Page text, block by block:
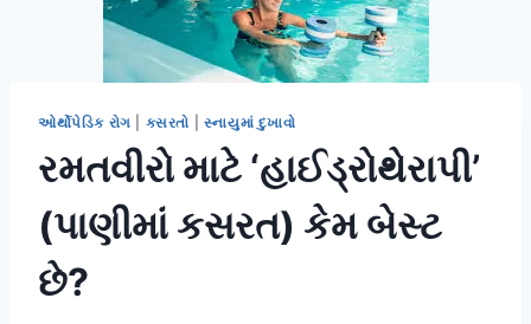
ઓર્થોપેડિક રોગ કસરતો સ્નાયુમાં દુખાવો
રમતવીરો માટે ‘હાઈડ્રોથેરાપી’
(પાણીમાં કસરત) કેમ બેસ્ટ
છે?